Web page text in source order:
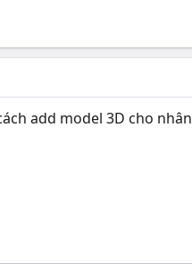
add model 3D cho